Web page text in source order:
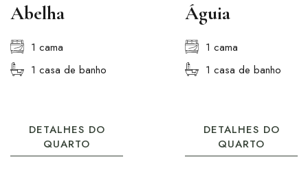
Abelha
1 cama
1 casa de banho
DETALHES DO
QUARTO
Águia
1 cama
1 casa de banho
DETALHES DO
QUARTO